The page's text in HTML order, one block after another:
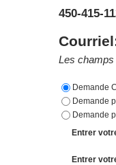
450-415-
Les
Demande
Demande
Demande
Entrer
Entrer